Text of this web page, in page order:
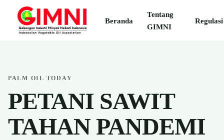
Beranda
Tentang
GIMNI
Regulasi
PALM OIL TODAY
PETANI SAWIT
TAHAN PANDEMI